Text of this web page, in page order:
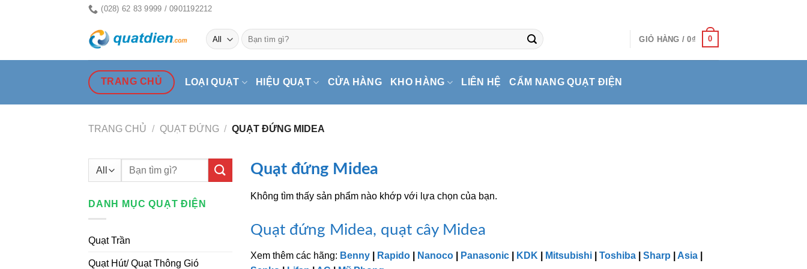
(028) 62 83 9999 / 0901192212
Tìm
kiếm:
GIỎ HÀNG /0₫ 0
TRANG CHỦ LOẠI QUẠT HIỆU QUẠT CỬA HÀNG KHO HÀNG LIÊN HỆ CẨM NANG QUẠT ĐIỆN
TRANG CHỦ / QUẠT ĐỨNG / QUẠT ĐỨNG MIDEA
Tìm
DANH MỤC QUẠT ĐIỆN
Quạt Trần
Quạt Hút/ Quạt Thông Gió
Quạt đứng Midea
Không tìm thấy sản phẩm nào khớp với lựa chọn của bạn.
Quạt đứng Midea, quạt cây Midea
Xem thêm các hãng: Benny Rapido Nanoco Panasonic KDK Mitsubishi Toshiba Sharp Asia